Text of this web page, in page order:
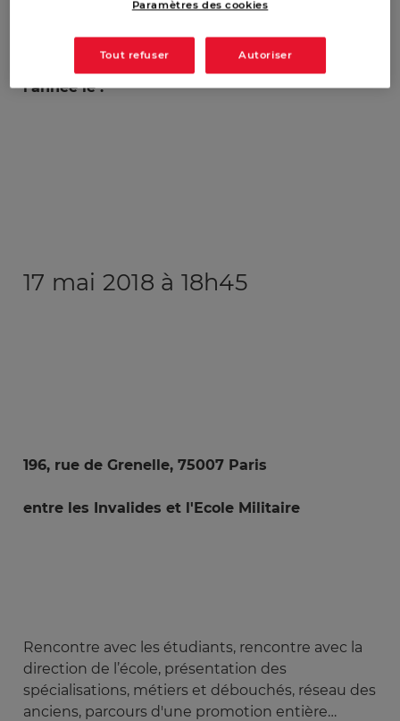
"Métiers et débouchés en Intelligence
l'année le :
17 mai 2018 à 18h45
196, rue de Grenelle, 75007 Paris
entre les Invalides et l'Ecole Militaire
Rencontre avec les étudiants, rencontre avec la
direction de l’école, présentation des
spécialisations, métiers et débouchés, réseau des
anciens, parcours d'une promotion entière…
Paramètres des cookies
Tout refuser Autoriser